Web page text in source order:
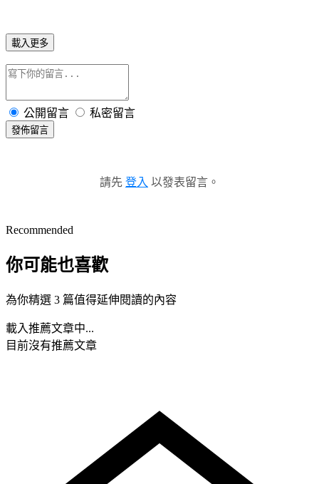
載入更多
公開留言 私密留言
發佈留言
請先 登入 以發表留言。
Recommended
你可能也喜歡
為你精選 3 篇值得延伸閱讀的內容
載入推薦文章中...
目前沒有推薦文章